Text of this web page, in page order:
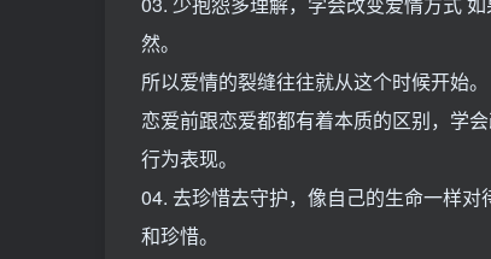
然。
所以爱情的裂缝往往就从这个时候开始。
恋爱前跟恋爱都都有着本质的区别，学
行为表现。
04. 去珍惜去守护，像自己的生命一样
和珍惜。